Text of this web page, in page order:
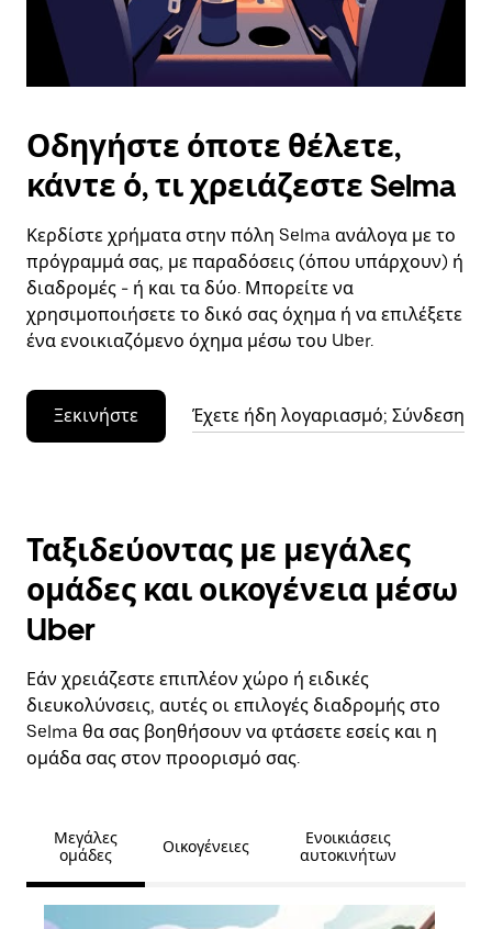
ημερολόγιο.
Οδηγήστε όποτε θέλετε,
κάντε ό, τι χρειάζεστε Selma
Κερδίστε χρήματα στην πόλη Selma ανάλογα με το
πρόγραμμά σας, με παραδόσεις (όπου υπάρχουν) ή
διαδρομές - ή και τα δύο. Μπορείτε να
χρησιμοποιήσετε το δικό σας όχημα ή να επιλέξετε
ένα ενοικιαζόμενο όχημα μέσω του Uber.
Ξεκινήστε Έχετε ήδη λογαριασμό; Σύνδεση
Ταξιδεύοντας με μεγάλες
ομάδες και οικογένεια μέσω
Uber
Εάν χρειάζεστε επιπλέον χώρο ή ειδικές
διευκολύνσεις, αυτές οι επιλογές διαδρομής στο
Selma θα σας βοηθήσουν να φτάσετε εσείς και η
ομάδα σας στον προορισμό σας.
Μεγάλες
ομάδες
Οικογένειες
Ενοικιάσεις
αυτοκινήτων